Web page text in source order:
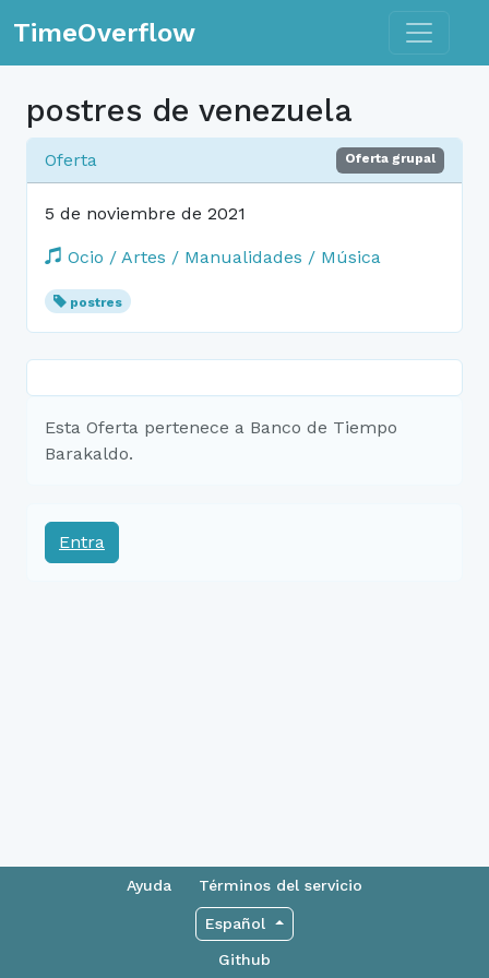
TimeOverflow Toggle
postres de venezuela
Oferta Oferta grupal
5 de noviembre de 2021
Ocio / Artes / Manualidades / Música
postres
Esta Oferta pertenece a Banco de Tiempo
Barakaldo.
Entra
Ayuda Términos del servicio
Español
Github